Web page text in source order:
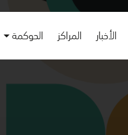
الأخبار المراكز الحوكمة